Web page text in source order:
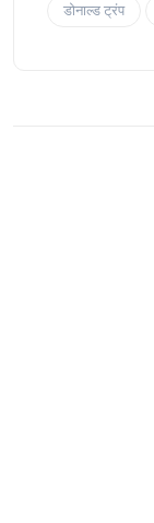
डोनाल्ड ट्रंप